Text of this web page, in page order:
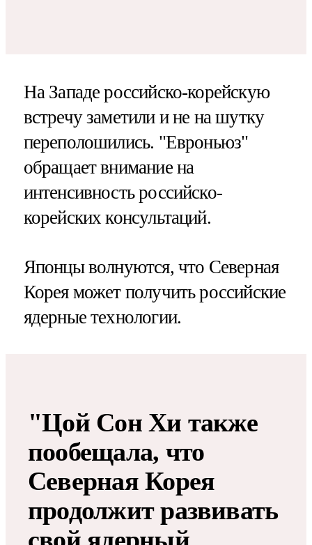
На Западе российско-корейскую
встречу заметили и не на шутку
переполошились. "Евроньюз"
обращает внимание на
интенсивность российско-
корейских консультаций.
Японцы волнуются, что Северная
Корея может получить российские
ядерные технологии.
"Цой Сон Хи также
пообещала, что
Северная Корея
продолжит развивать